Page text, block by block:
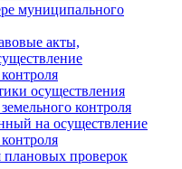
муниципального
акты,
осуществления
контроля
на осуществление
проверок